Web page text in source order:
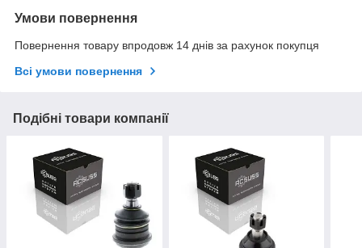
Умови повернення
Повернення товару впродовж 14 днів за рахунок покупця
Всі умови повернення
Подібні товари компанії